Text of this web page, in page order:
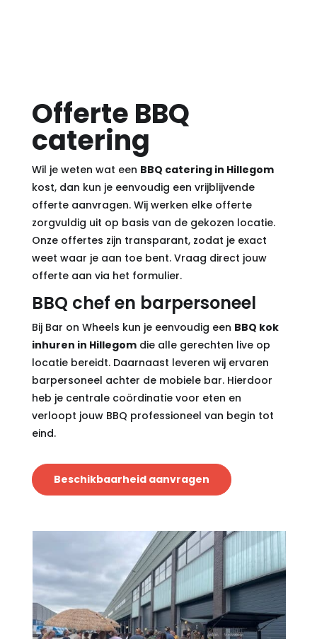
Offerte BBQ
catering
Wil je weten wat een BBQ catering in Hillegom
kost, dan kun je eenvoudig een vrijblijvende
offerte aanvragen. Wij werken elke offerte
zorgvuldig uit op basis van de gekozen locatie.
Onze offertes zijn transparant, zodat je exact
weet waar je aan toe bent. Vraag direct jouw
offerte aan via het formulier.
BBQ chef en barpersoneel
Bij Bar on Wheels kun je eenvoudig een BBQ kok
inhuren in Hillegomdie alle gerechten live op
locatie bereidt. Daarnaast leveren wij ervaren
barpersoneel achter de mobiele bar. Hierdoor
heb je centrale coördinatie voor eten en
verloopt jouw BBQ professioneel van begin tot
eind.
Beschikbaarheid aanvragen